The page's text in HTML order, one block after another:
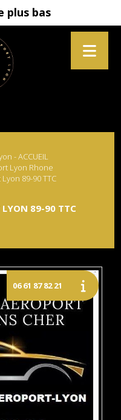
plus bas
- ACCUEIL
Lyon Rhone
89-90 TTC
LYON 89-90 TTC